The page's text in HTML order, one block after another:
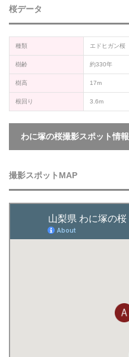
桜データ
種類 エドヒガン桜
樹齢 約330年
樹高 17m
根回り 3.6m
わに塚の桜撮影スポット情報
撮影スポットMAP